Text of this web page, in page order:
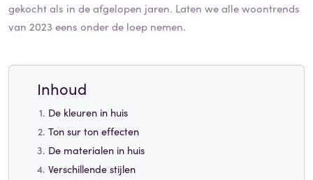
gekocht als in de afgelopen jaren. Laten we alle woontrends
van 2023 eens onder de loep nemen.
Inhoud
De kleuren in huis
Ton sur ton effecten
De materialen in huis
Verschillende stijlen